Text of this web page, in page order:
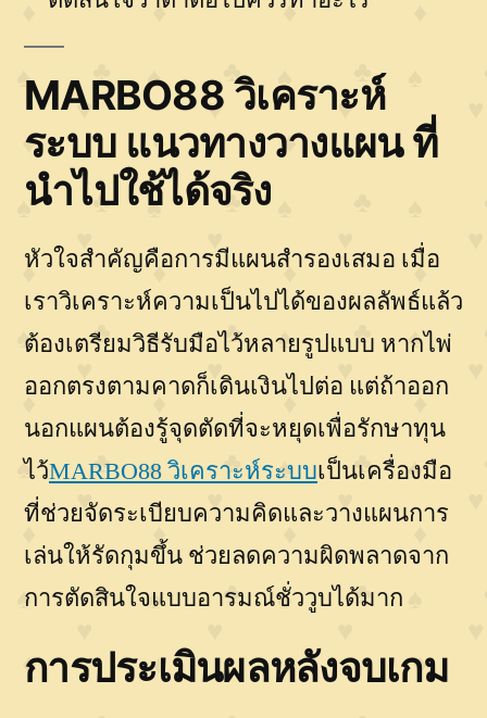
MARBO88 วิเคราะห์
ระบบ แนวทางวางแผน ที่
นำไปใช้ได้จริง
หัวใจสำคัญคือการมีแผนสำรองเสมอ เมื่อ
เราวิเคราะห์ความเป็นไปได้ของผลลัพธ์แล้ว
ต้องเตรียมวิธีรับมือไว้หลายรูปแบบ หากไพ่
ออกตรงตามคาดก็เดินเงินไปต่อ แต่ถ้าออก
นอกแผนต้องรู้จุดตัดที่จะหยุดเพื่อรักษาทุน
ไว้MARBO88 วิเคราะห์ระบบเป็นเครื่องมือ
ที่ช่วยจัดระเบียบความคิดและวางแผนการ
เล่นให้รัดกุมขึ้น ช่วยลดความผิดพลาดจาก
การตัดสินใจแบบอารมณ์ชั่ววูบได้มาก
การประเมินผลหลังจบเกม